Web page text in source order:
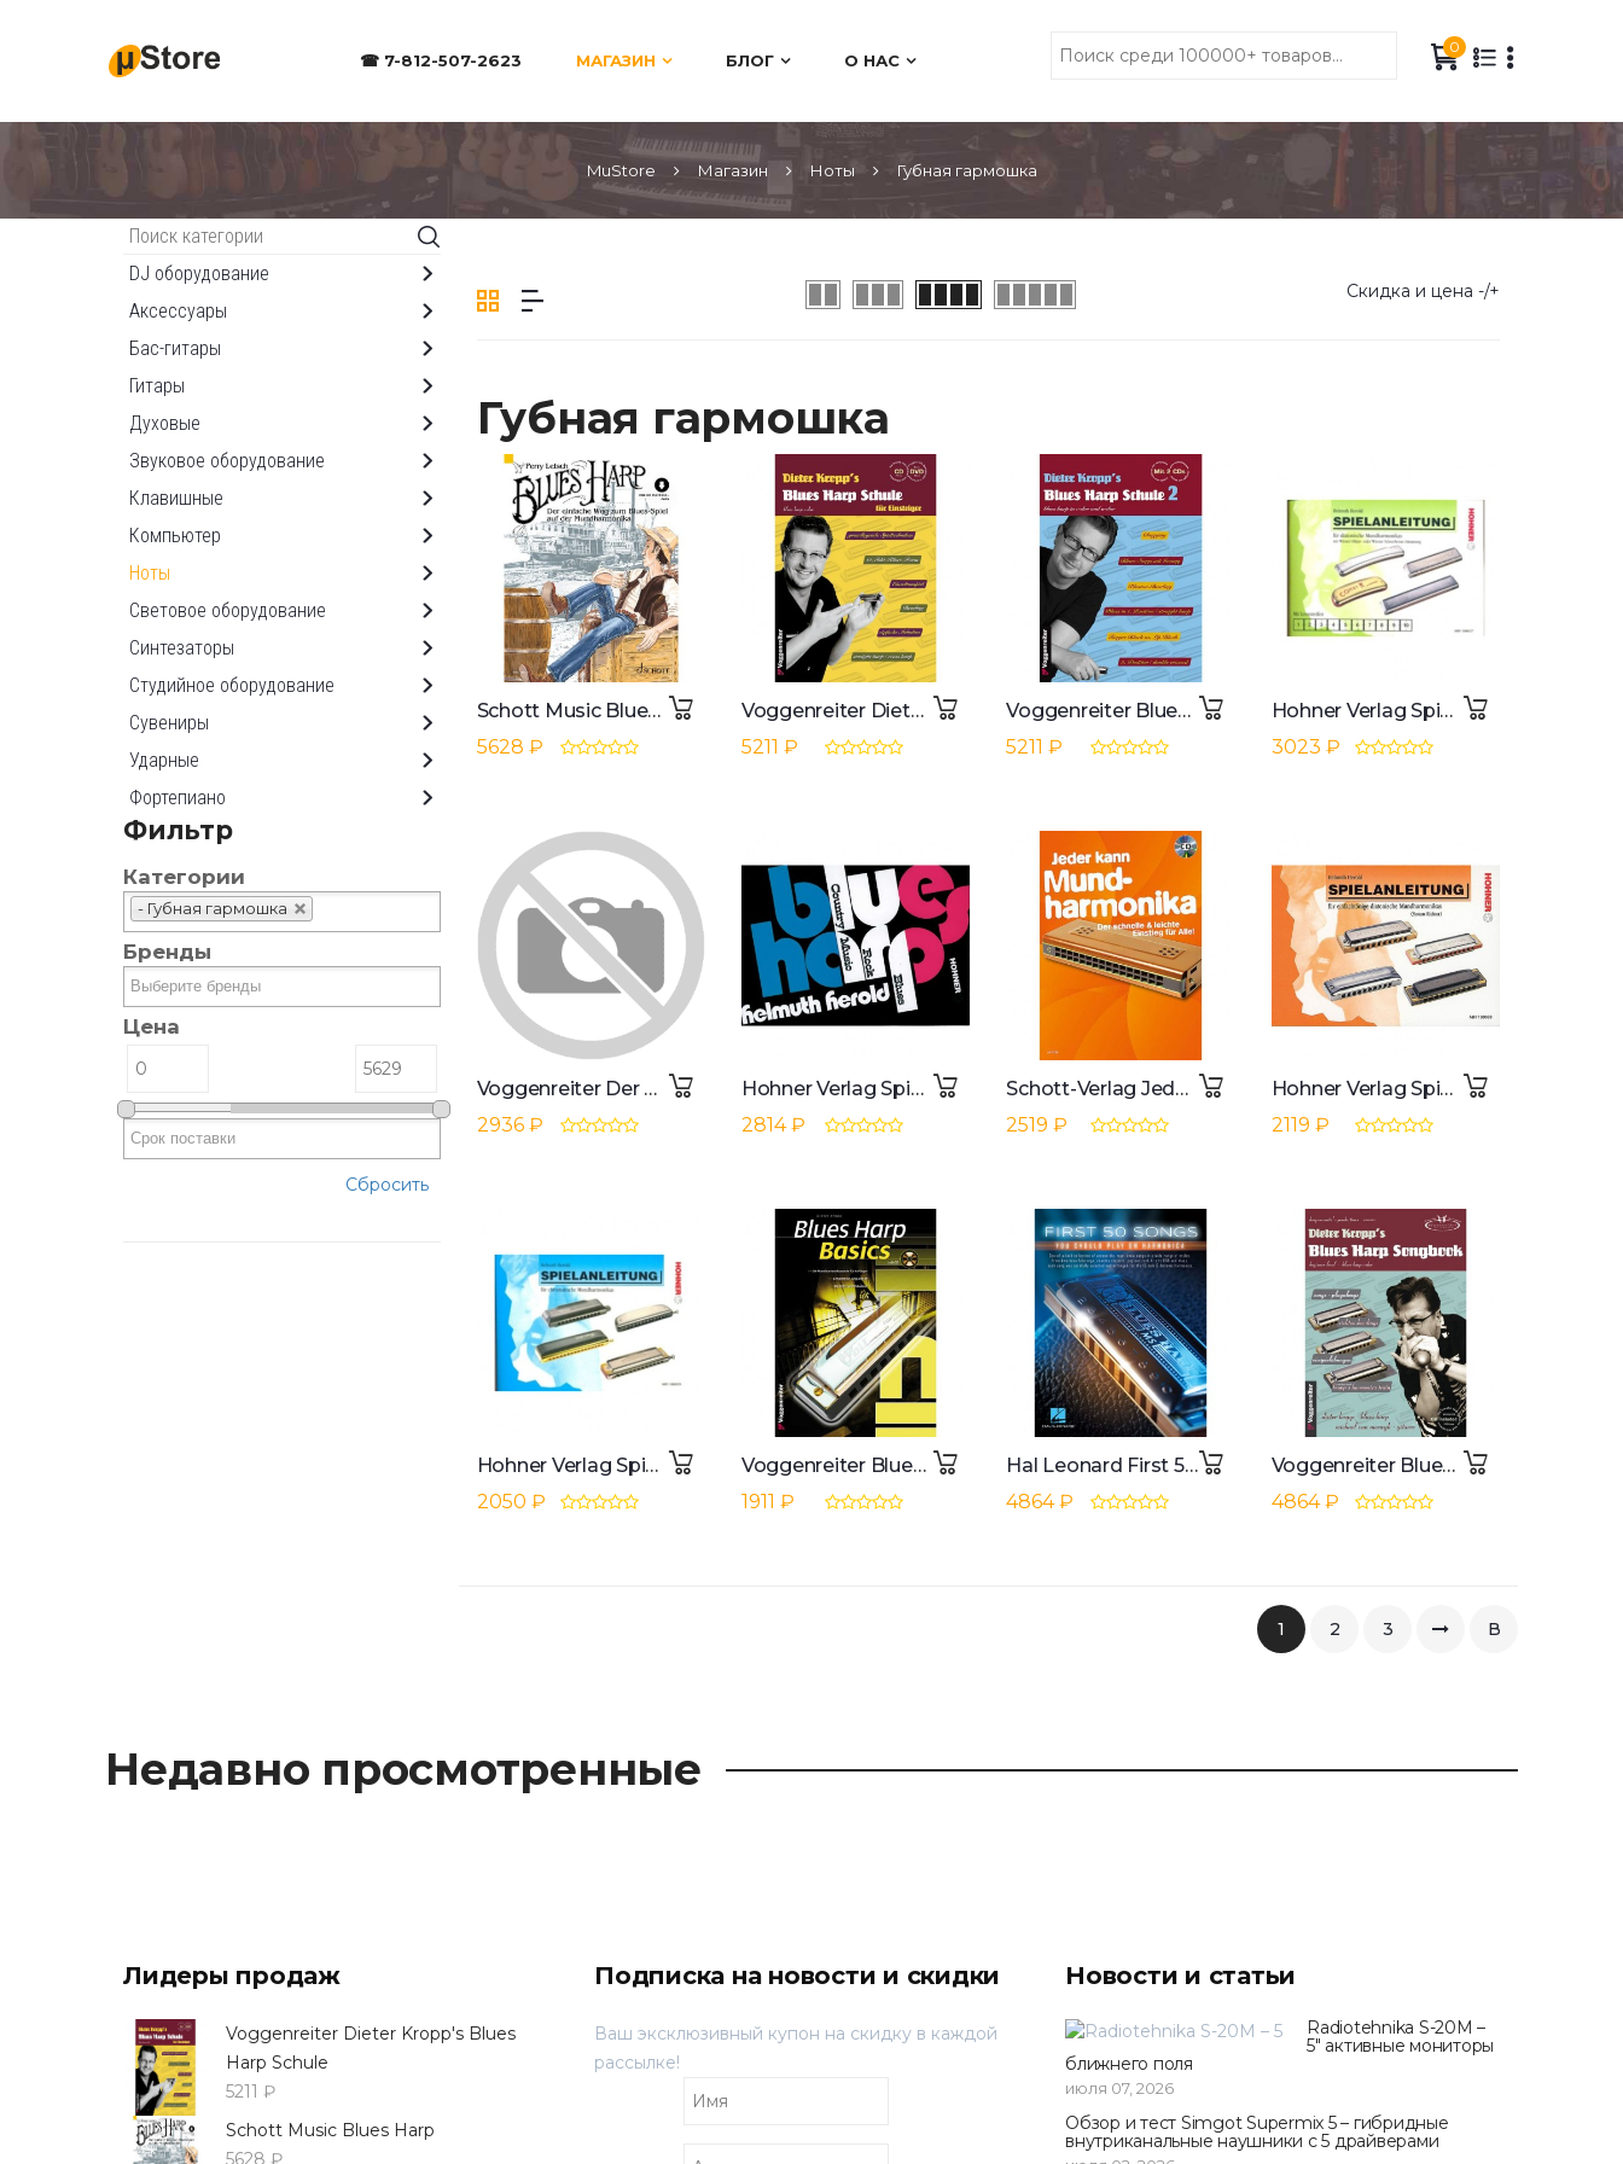
☎ 7-812-507-2623 МАГАЗИН БЛОГ О НАС
0
MuStore Магазин Ноты Губная гармошка
Каталог
DJ оборудование
Аксессуары
Бас-гитары
Гитары
Духовые
Звуковое оборудование
Клавишные
Компьютер
Ноты
Световое оборудование
Синтезаторы
Студийное оборудование
Сувениры
Ударные
Фортепиано
Фильтр
Категории
- Губная гармошка
Бренды
Цена
Сбросить
Скидка и цена -/+
Губная гармошка
Schott Music Blues Harp
5628 ₽
Voggenreiter Dieter Kropp's Blues Harp Schule
5211 ₽
Voggenreiter Blues Harp Schule 2 Dieter Kropp, Buch und CD
5211 ₽
Hohner Verlag Spielanleitung Mundharmonika Diatonisch, Herold
3023 ₽
Voggenreiter Der Bluesharpratgeber
2936 ₽
Hohner Verlag Spielanleitung Mundharmonika Blues Harp, Herold
2814 ₽
Schott-Verlag Jeder kann Mundharmonika Buch und CD
2519 ₽
Hohner Verlag Spielanleitung Mundharmonika Richter, Herold
2119 ₽
Hohner Verlag Spielanleitung Mundharmonika Chromatisch, Herold
2050 ₽
Voggenreiter Blues Harp Basics Dieter Kropp
1911 ₽
Hal Leonard First 50 Songs You Should Play On Harmonica
4864 ₽
Voggenreiter Blues Harp Songbook inkl. CD, Dieter Kropp
4864 ₽
1 2 3 В
Недавно просмотренные
Лидеры продаж
Voggenreiter Dieter Kropp's Blues
Harp Schule
5211 ₽
Schott Music Blues Harp
5628 ₽
Подписка на новости и скидки
Ваш эксклюзивный купон на скидку в каждой
рассылке!
Новости и статьи
Radiotehnika S-20M –
5" активные мониторы
ближнего поля
июля 07, 2026
Обзор и тест Simgot Supermix 5 – гибридные
внутриканальные наушники с 5 драйверами